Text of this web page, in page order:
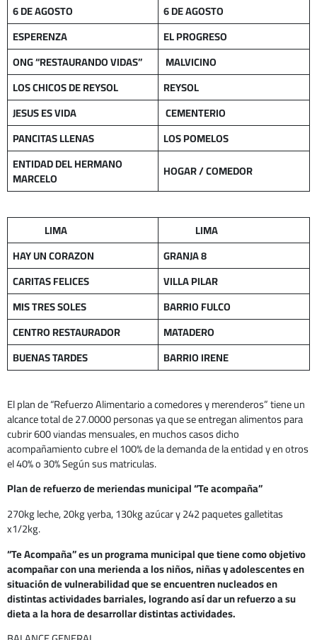
6 DE AGOSTO
6 DE AGOSTO
ESPERENZA
EL PROGRESO
ONG “RESTAURANDO VIDAS”
MALVICINO
LOS CHICOS DE REYSOL
REYSOL
JESUS ES VIDA
CEMENTERIO
PANCITAS LLENAS
LOS POMELOS
ENTIDAD DEL HERMANO
MARCELO HOGAR /COMEDOR
LIMA
LIMA
HAY UN CORAZON
GRANJA 8
CARITAS FELICES
VILLA PILAR
MIS TRES SOLES
BARRIO FULCO
CENTRO RESTAURADOR
MATADERO
BUENAS TARDES
BARRIO IRENE
El plan de “Refuerzo Alimentario a comedores y merenderos” tiene un
alcance total de 27.0000 personas ya que se entregan alimentos para
cubrir 600 viandas mensuales, en muchos casos dicho
acompañamiento cubre el 100% de la demanda de la entidad y en otros
el 40% o 30% Según sus matriculas.
Plan de refuerzo de meriendas municipal “Te acompaña”
270kg leche, 20kg yerba, 130kg azúcar y 242 paquetes galletitas
x1/2kg.
“Te Acompaña” es un programa municipal que tiene como objetivo
acompañar con una merienda a los niños, niñas y adolescentes en
situación de vulnerabilidad que se encuentren nucleados en
distintas actividades barriales, logrando así dar un refuerzo a su
dieta a la hora de desarrollar distintas actividades.